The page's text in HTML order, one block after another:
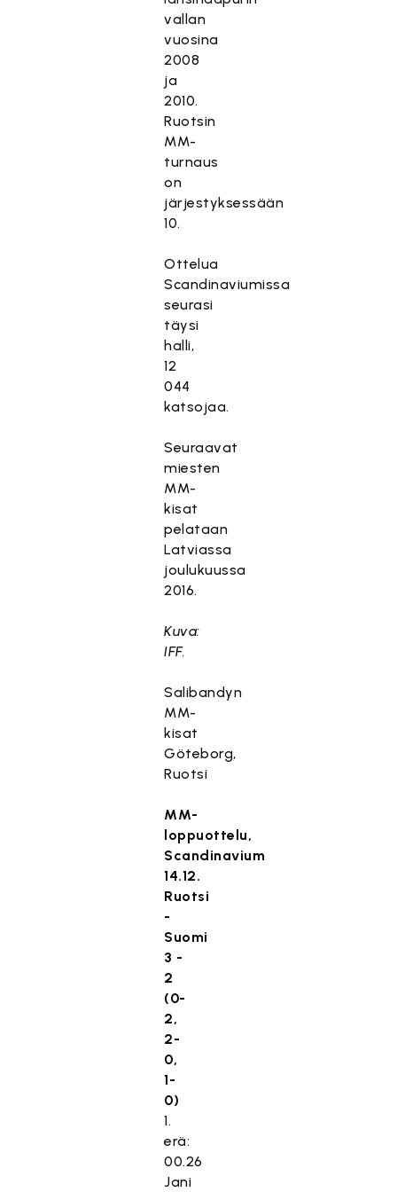
vallan
vuosina
2008
ja
2010.
Ruotsin
MM-
turnaus
on
järjestyksessään
10.
Ottelua
Scandinaviumissa
seurasi
täysi
halli,
12
044
katsojaa.
Seuraavat
miesten
MM-
kisat
pelataan
Latviassa
joulukuussa
2016.
Kuva:
IFF.
Salibandyn
MM-
kisat
Göteborg,
Ruotsi
MM-
loppuottelu,
Scandinavium
14.12.
Ruotsi
-
Suomi
3 -
2
(0-
2,
2-
0,
1-
0)
1.
erä:
00.26
Jani